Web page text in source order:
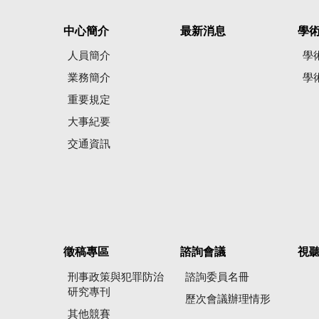
中心簡介
人員簡介
業務簡介
重要規定
大事紀要
交通資訊
最新消息 學
學
學
徵稿專區
刑事政策與犯罪防治
研究專刊
其他競賽
諮詢會議
諮詢委員名冊
歷次會議辦理情形
視